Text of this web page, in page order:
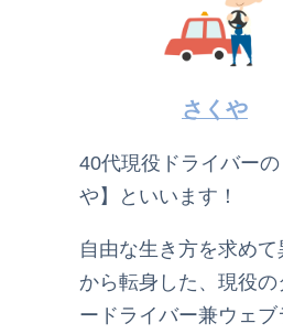
さくや
40代現役ドライバーの
や】といいます！
自由な生き方を求めて
から転身した、現役の
ードライバー兼ウェブ